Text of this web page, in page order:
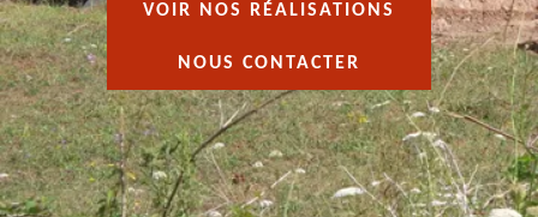
VOIR NOS RÉALISATIONS
NOUS CONTACTER